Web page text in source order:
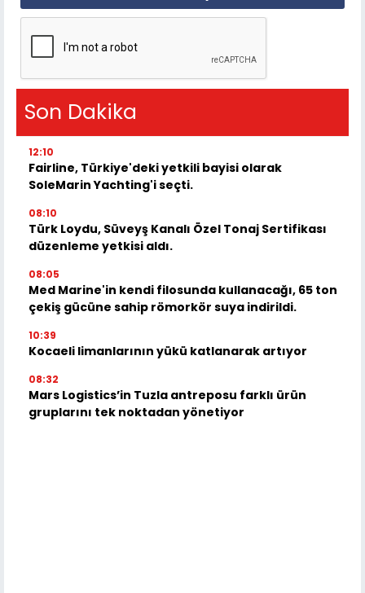
Son Dakika
12:10
Fairline, Türkiye'deki yetkili bayisi olarak
SoleMarin Yachting'i seçti.
08:10
Türk Loydu, Süveyş Kanalı Özel Tonaj Sertifikası
düzenleme yetkisi aldı.
08:05
Med Marine'in kendi filosunda kullanacağı, 65 ton
çekiş gücüne sahip römorkör suya indirildi.
10:39
Kocaeli limanlarının yükü katlanarak artıyor
08:32
Mars Logistics’in Tuzla antreposu farklı ürün
gruplarını tek noktadan yönetiyor